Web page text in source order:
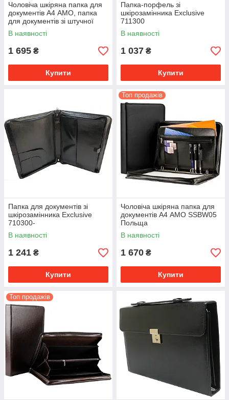
Чоловіча шкіряна папка для
документів А4 AMO, папка
для документів зі штучної
шкіри SSBW01 Польща
В наявності
1 695 ₴
Купити
Папка-порфель зі
шкірозамінника Exclusive
711300
В наявності
1 037 ₴
Купити
Папка для документів зі
шкірозамінника Exclusive
710300-
В наявності
1 241 ₴
Купити
Топ продажів
Чоловіча шкіряна папка для
документів А4 AMO SSBW05
Польща
В наявності
1 670 ₴
Купити
Топ продажів